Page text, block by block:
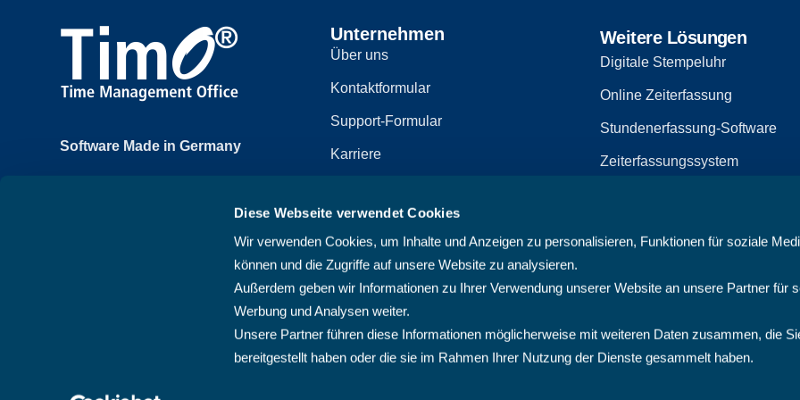
Diese Webseite verwendet Cookies
Wir verwenden Cookies, um Inhalte und Anzeigen zu personalisieren, Funktionen für soziale
können und die Zugriffe auf unsere Website zu analysieren.
Außerdem geben wir Informationen zu Ihrer Verwendung unserer Website an unsere Partner für
Werbung und Analysen weiter.
Unsere Partner führen diese Informationen möglicherweise mit weiteren Daten zusammen, die
bereitgestellt haben oder die sie im Rahmen Ihrer Nutzung der Dienste gesammelt haben.
Software Made in Germany
61250 Usingen, Deutschland
+49 6081 58600
Unternehmen
Über uns
Kontaktformular
Support-Formular
Karriere
Datenschutzerklärung
Sitemap
AGB
Weitere Lösungen
Digitale Stempeluhr
Online Zeiterfassung
Stundenerfassung-Software
Zeiterfassungssystem
PMO-Software
Cloud Projektmanagement-
Projektplanungssoftware